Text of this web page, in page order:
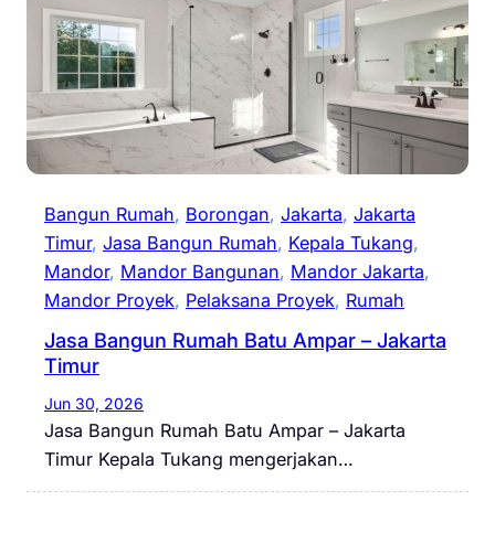
Bangun Rumah, Borongan, Jakarta, Jakarta
Timur, Jasa Bangun Rumah, Kepala Tukang
Mandor, Mandor Bangunan, Mandor Jakarta
Mandor Proyek, Pelaksana Proyek, Rumah
Jasa Bangun Rumah Batu Ampar – Jakarta
Timur
Jun 30, 2026
Jasa Bangun Rumah Batu Ampar – Jakarta
Timur Kepala Tukang mengerjakan…